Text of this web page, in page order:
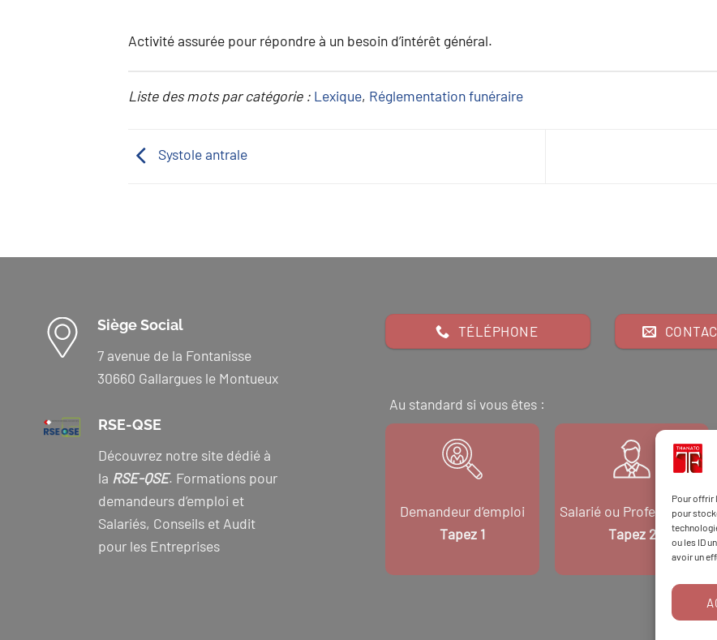
Pour offrir
pour
ou les ID
avoir un
Activité assurée pour répondre à un besoin d’intérêt général.
Liste des mots par catégorie : Lexique, Réglementation funéraire
Systole antrale
Siège Social
7 avenue de la Fontanisse
30660 Gallargues le Montueux
RSE-QSE
Découvrez notre site dédié à
la RSE-QSE. Formations pour
demandeurs d’emploi et
Salariés, Conseils et Audit
pour les Entreprises
TÉLÉPHONE
Au standard si vous êtes :
Demandeur d’emploi
Tapez 1
Salarié ou Professionnel
Tapez 2